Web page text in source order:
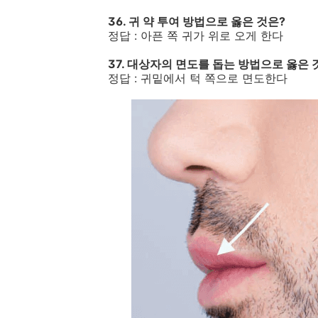
36. 귀 약 투여 방법으로 옳은 것은?
정답 : 아픈 쪽 귀가 위로 오게 한다
37. 대상자의 면도를 돕는 방법으로 옳은
정답 : 귀밑에서 턱 쪽으로 면도한다